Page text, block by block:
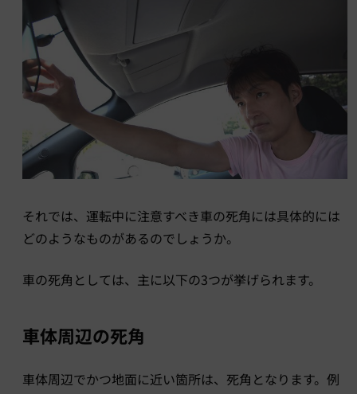
それでは、運転中に注意すべき車の死角には具体的には
どのようなものがあるのでしょうか。
車の死角としては、主に以下の3つが挙げられます。
車体周辺の死角
車体周辺でかつ地面に近い箇所は、死角となります。例